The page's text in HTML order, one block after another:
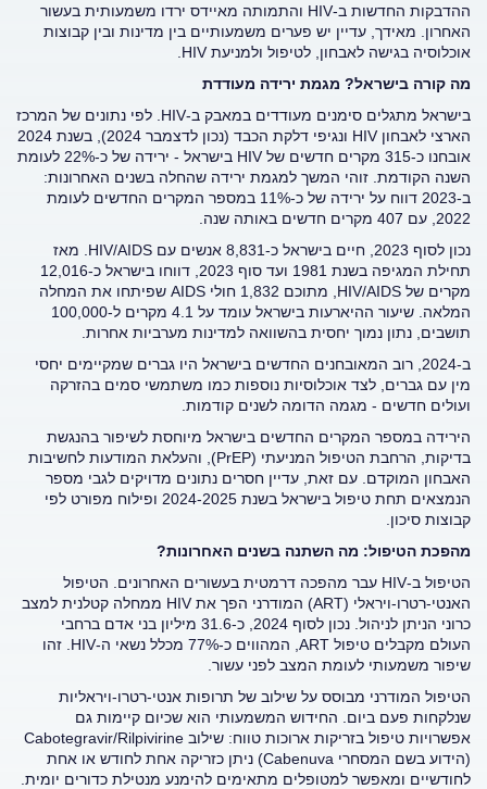
ההדבקות החדשות ב-HIV והתמותה מאיידס ירדו משמעותית בעשור
האחרון. מאידך, עדיין יש פערים משמעותיים בין מדינות ובין קבוצות
אוכלוסיה בגישה לאבחון, לטיפול ולמניעת HIV.
מה קורה בישראל? מגמת ירידה מעודדת
בישראל מתגלים סימנים מעודדים במאבק ב-HIV. לפי נתונים של המרכז
הארצי לאבחון HIV ונגיפי דלקת הכבד (נכון לדצמבר 2024), בשנת 2024
אובחנו כ-315 מקרים חדשים של HIV בישראל - ירידה של כ-22% לעומת
השנה הקודמת. זוהי המשך למגמת ירידה שהחלה בשנים האחרונות:
ב-2023 דווח על ירידה של כ-11% במספר המקרים החדשים לעומת
2022, עם 407 מקרים חדשים באותה שנה.
נכון לסוף 2023, חיים בישראל כ-8,831 אנשים עם HIV/AIDS. מאז
תחילת המגיפה בשנת 1981 ועד סוף 2023, דווחו בישראל כ-12,016
מקרים של HIV/AIDS, מתוכם 1,832 חולי AIDS שפיתחו את המחלה
המלאה. שיעור ההיארעות בישראל עומד על 4.1 מקרים ל-100,000
תושבים, נתון נמוך יחסית בהשוואה למדינות מערביות אחרות.
ב-2024, רוב המאובחנים החדשים בישראל היו גברים שמקיימים יחסי
מין עם גברים, לצד אוכלוסיות נוספות כמו משתמשי סמים בהזרקה
ועולים חדשים - מגמה הדומה לשנים קודמות.
הירידה במספר המקרים החדשים בישראל מיוחסת לשיפור בהנגשת
בדיקות, הרחבת הטיפול המניעתי (PrEP), והעלאת המודעות לחשיבות
האבחון המוקדם. עם זאת, עדיין חסרים נתונים מדויקים לגבי מספר
הנמצאים תחת טיפול בישראל בשנת 2024-2025 ופילוח מפורט לפי
קבוצות סיכון.
מהפכת הטיפול: מה השתנה בשנים האחרונות?
הטיפול ב-HIV עבר מהפכה דרמטית בעשורים האחרונים. הטיפול
האנטי-רטרו-ויראלי (ART) המודרני הפך את HIV ממחלה קטלנית למצב
כרוני הניתן לניהול. נכון לסוף 2024, כ-31.6 מיליון בני אדם ברחבי
העולם מקבלים טיפול ART, המהווים כ-77% מכלל נשאי ה-HIV. זהו
שיפור משמעותי לעומת המצב לפני עשור.
הטיפול המודרני מבוסס על שילוב של תרופות אנטי-רטרו-ויראליות
שנלקחות פעם ביום. החידוש המשמעותי הוא שכיום קיימות גם
אפשרויות טיפול בזריקות ארוכות טווח: שילוב Cabotegravir/Rilpivirine
(הידוע בשם המסחרי Cabenuva) ניתן כזריקה אחת לחודש או אחת
לחודשיים ומאפשר למטופלים מתאימים להימנע מנטילת כדורים יומית.